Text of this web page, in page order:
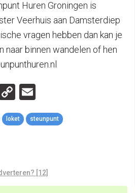
Huren Groningen is
Veerhuis aan Damsterdiep
vragen hebben dan kan je
naar binnen wandelen of hen
Copy
Link
loket steunpunt
[12]